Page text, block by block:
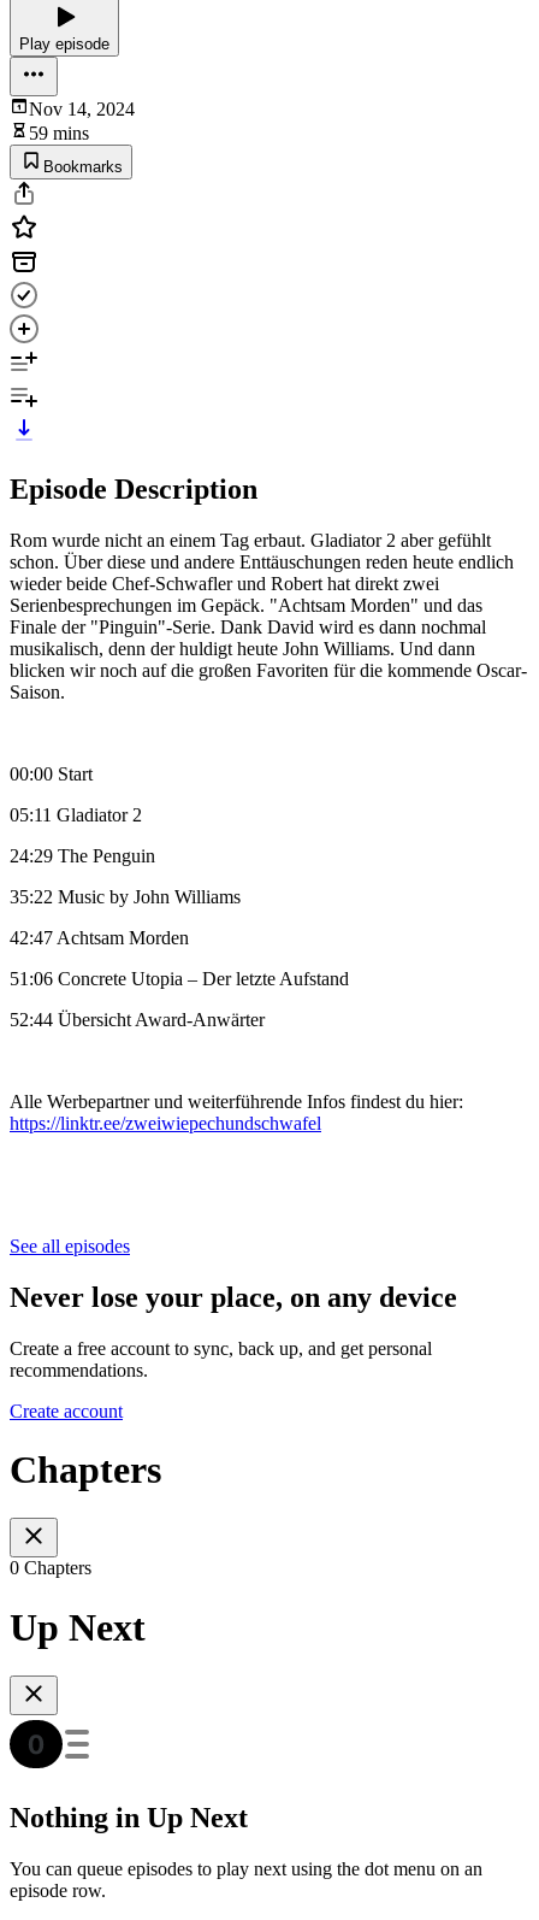
Play episode
Nov 14, 2024
59 mins
Bookmarks
Episode Description
Rom wurde nicht an einem Tag erbaut. Gladiator 2 aber gefühlt
schon. Über diese und andere Enttäuschungen reden heute endlich
wieder beide Chef-Schwafler und Robert hat direkt zwei
Serienbesprechungen im Gepäck. "Achtsam Morden" und das
Finale der "Pinguin"-Serie. Dank David wird es dann nochmal
musikalisch, denn der huldigt heute John Williams. Und dann
blicken wir noch auf die großen Favoriten für die kommende Oscar-
Saison.
00:00 Start
05:11 Gladiator 2
24:29 The Penguin
35:22 Music by John Williams
42:47 Achtsam Morden
51:06 Concrete Utopia – Der letzte Aufstand
52:44 Übersicht Award-Anwärter
Alle Werbepartner und weiterführende Infos findest du hier:
https://linktr.ee/zweiwiepechundschwafel
See all episodes
Never lose your place, on any device
Create a free account to sync, back up, and get personal
recommendations.
Create account
Chapters
0 Chapters
Up Next
Nothing in Up Next
You can queue episodes to play next using the dot menu on an
episode row.